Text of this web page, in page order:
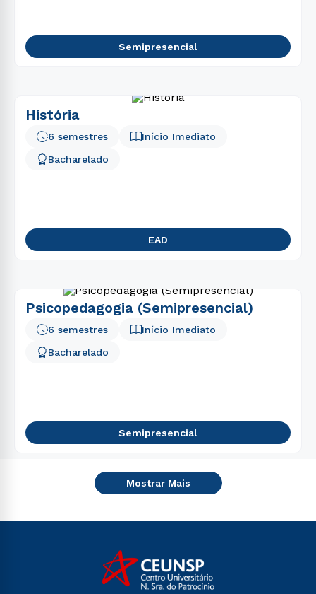
Semipresencial
História
Início Imediato
6 semestres
Bacharelado
EAD
Psicopedagogia (Semipresencial)
Início Imediato
6 semestres
Bacharelado
Semipresencial
Mostrar Mais